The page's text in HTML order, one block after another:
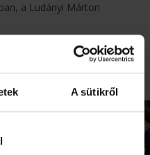
A sütikről
a Ludányi Márton